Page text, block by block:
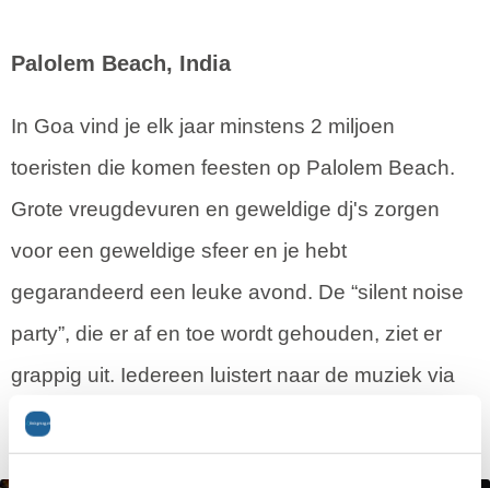
Palolem Beach, India
In Goa vind je elk jaar minstens 2 miljoen
toeristen die komen feesten op Palolem Beach.
Grote vreugdevuren en geweldige dj's zorgen
voor een geweldige sfeer en je hebt
gegarandeerd een leuke avond. De “silent noise
party”, die er af en toe wordt gehouden, ziet er
grappig uit. Iedereen luistert naar de muziek via
een eigen koptelefoon en de dansvloer staat vol.